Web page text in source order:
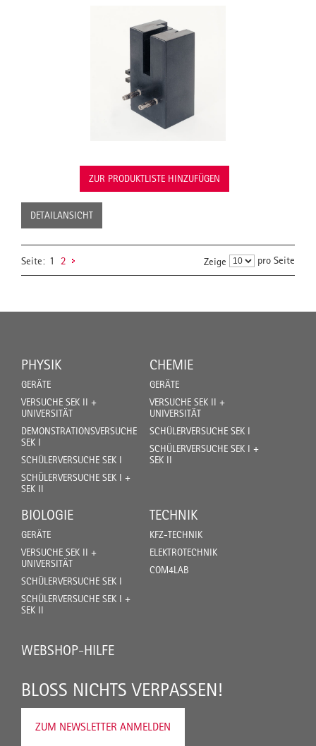
ZUR PRODUKTLISTE HINZUFÜGEN
DETAILANSICHT
Seite: 1 2 Zeige pro Seite
PHYSIK
GERÄTE
VERSUCHE SEK II +
UNIVERSITÄT
DEMONSTRATIONSVERSUCHE
SEK I
SCHÜLERVERSUCHE SEK I
SCHÜLERVERSUCHE SEK I +
SEK II
CHEMIE
GERÄTE
VERSUCHE SEK II +
UNIVERSITÄT
SCHÜLERVERSUCHE SEK I
SCHÜLERVERSUCHE SEK I +
SEK II
BIOLOGIE
GERÄTE
VERSUCHE SEK II +
UNIVERSITÄT
SCHÜLERVERSUCHE SEK I
SCHÜLERVERSUCHE SEK I +
SEK II
TECHNIK
KFZ-TECHNIK
ELEKTROTECHNIK
COM4LAB
WEBSHOP-HILFE
BLOSS NICHTS VERPASSEN!
ZUM NEWSLETTER ANMELDEN